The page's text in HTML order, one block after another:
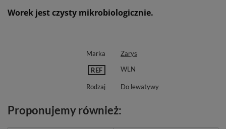
Worek jest czysty mikrobiologicznie.
Marka Zarys
REF WLN
Rodzaj Do lewatywy
Proponujemy również: